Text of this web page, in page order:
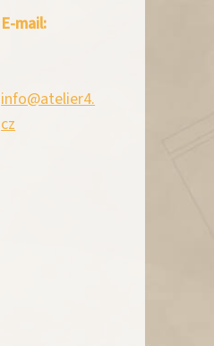
E-mail:
info@atelier4.
cz